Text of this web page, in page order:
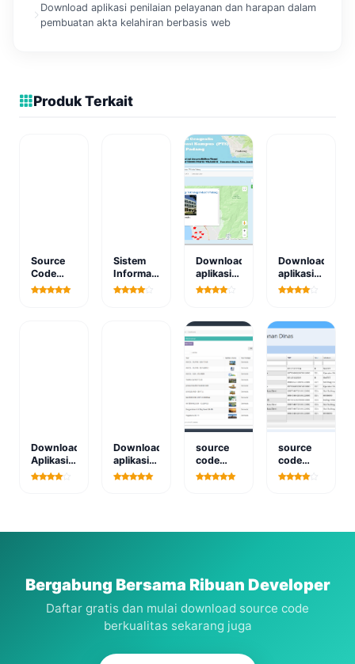
Download aplikasi penilaian pelayanan dan harapan dalam
pembuatan akta kelahiran berbasis web
Produk Terkait
Source
Code
Aplikasi
Sistem
Informasi
Nilai
Download
aplikasi
sistem
pencarian
lokasi
kampus
berbasis
web
Download
aplikasi
penerimaan
berbasis
web
Download
Aplikasi
Manajemen
MySQL
Download
aplikasi
sistem
web
source
code
website
source
code
aplikasi
Bergabung Bersama Ribuan Developer
Daftar gratis dan mulai download source code
berkualitas sekarang juga